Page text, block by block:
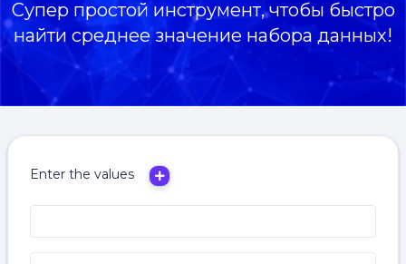
Супер простой инструмент, чтобы быстро
найти среднее значение набора данных!
Enter the values